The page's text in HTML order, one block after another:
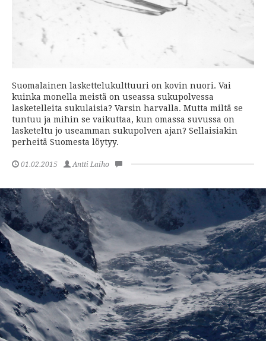
Suomalainen laskettelukulttuuri on kovin nuori. Vai
kuinka monella meistä on useassa sukupolvessa
lasketelleita sukulaisia? Varsin harvalla. Mutta miltä se
tuntuu ja mihin se vaikuttaa, kun omassa suvussa on
lasketeltu jo useamman sukupolven ajan? Sellaisiakin
perheitä Suomesta löytyy.
01.02.2015 Antti Laiho